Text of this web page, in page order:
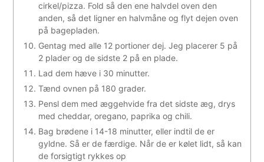
cirkel/pizza. Fold så den ene halvdel oven den
anden, så det ligner en halvmåne og flyt dejen oven
på bagepladen.
Gentag med alle 12 portioner dej. Jeg placerer 5 på
2 plader og de sidste 2 på en plade.
Lad dem hæve i 30 minutter.
Tænd ovnen på 180 grader.
Pensl dem med æggehvide fra det sidste æg, drys
med cheddar, oregano, paprika og chili.
Bag brødene i 14-18 minutter, eller indtil de er
gyldne. Så er de færdige. Når de er kølet lidt, så kan
de forsigtigt rykkes op